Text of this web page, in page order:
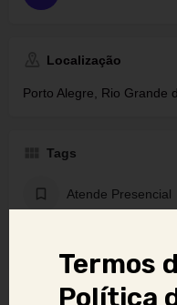
Localização
Porto Alegre, Rio Grande
Tags
Atende Presencial
Termos
Política